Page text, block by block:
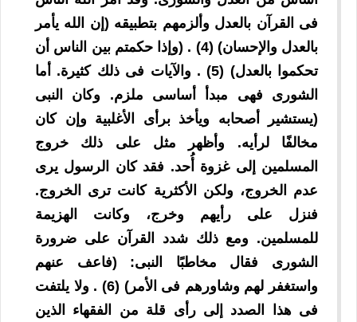
فى القرآن بالعدل وألزمهم بتطبيقه (إن الله يأمر
بالعدل والإحسان) (4) . (وإذا حكمتم بين الناس أن
تحكموا بالعدل) (5) . والآيات فى ذلك كثيرة. أما
الشورى فهى مبدأ أساسى ملزم. وكان النبى
(يستشير أصحابه ويأخذ برأى الأغلبية وإن كان
مخالفًا لرأيه. وأظهر مثل على ذلك خروج
المسلمين إلى غزوة أُحد. فقد كان الرسول يرى
عدم الخروج، ولكن الأكثرية كانت ترى الخروج.
فنزل على رأيهم وخرج، وكانت الهزيمة
للمسلمين. ومع ذلك شدد القرآن على ضرورة
الشورى فقال مخاطبًا النبى: (فاعف عنهم
واستغفر لهم وشاورهم فى الأمر) (6) . ولا يلتفت
فى هذا الصدد إلى رأى قلة من الفقهاء الذين